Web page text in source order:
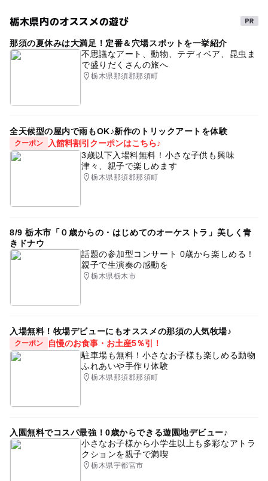
栃木県内のオススメの遊び
那須の夏休みは大満足！定番＆穴場スポットを一挙紹介
不思議なアート、動物、テディベア、昆虫ま
で盛りだくさんの旅へ
栃木県那須郡那須町
全天候型の屋内で雨もOK♪新作のトリックアートを体験
クーポン
入館料割引クーポンはこちら♪
3歳以下入場料無料！小さな子供も興味
津々、親子で楽しめます
栃木県那須郡那須町
8/9 栃木市「０歳からの・はじめてのオーケストラ」美しく青
きドナウ
話題の参加型コンサート 0歳から楽しめる！
親子で生演奏の感動を
栃木県栃木市
入場無料！牧場デビューにもオススメの那須の人気牧場♪
クーポン
自慢のお食事・お土産5％引！
駐車場も無料！小さなお子様も楽しめる動物
ふれあいや手作り体験
栃木県那須郡那須町
入園無料でコスパ最強！0歳からできる遊園地デビュー♪
小さなお子様から小学生以上も多彩なアトラ
クションを親子で満喫
栃木県宇都宮市